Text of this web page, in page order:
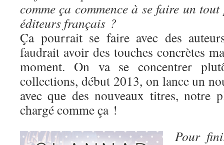
comme ça commence à se faire un
éditeurs français ?
Ça pourrait se faire avec des
faudrait avoir des touches concrètes
moment. On va se concentrer
collections, début 2013, on lance un
avec que des nouveaux titres, notre
chargé comme ça !
Pour